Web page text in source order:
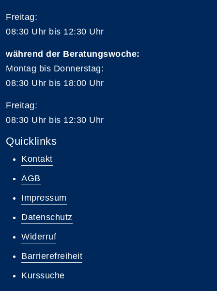
Freitag:
08:30 Uhr bis 12:30 Uhr
während der Beratungswoche:
Montag bis Donnerstag:
08:30 Uhr bis 18:00 Uhr
Freitag:
08:30 Uhr bis 12:30 Uhr
Quicklinks
Kontakt
AGB
Impressum
Datenschutz
Widerruf
Barrierefreiheit
Kurssuche